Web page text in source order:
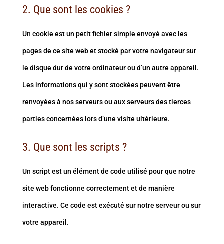
2. Que sont les cookies ?
Un cookie est un petit fichier simple envoyé avec les
pages de ce site web et stocké par votre navigateur sur
le disque dur de votre ordinateur ou d’un autre appareil.
Les informations qui y sont stockées peuvent être
renvoyées à nos serveurs ou aux serveurs des tierces
parties concernées lors d’une visite ultérieure.
3. Que sont les scripts ?
Un script est un élément de code utilisé pour que notre
site web fonctionne correctement et de manière
interactive. Ce code est exécuté sur notre serveur ou sur
votre appareil.